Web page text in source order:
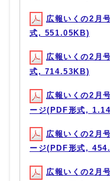
広報いくの2月
式, 551.05KB)
広報いくの2月
式, 714.53KB)
広報いくの2月
ージ(PDF形式,
広報いくの2月
ージ(PDF形式,
広報いくの2月